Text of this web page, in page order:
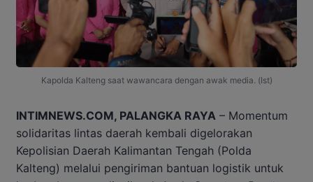
Kapolda Kalteng saat wawancara dengan awak media. (Ist)
INTIMNEWS.COM, PALANGKA RAYA – Momentum
solidaritas lintas daerah kembali digelorakan
Kepolisian Daerah Kalimantan Tengah (Polda
Kalteng) melalui pengiriman bantuan logistik untuk